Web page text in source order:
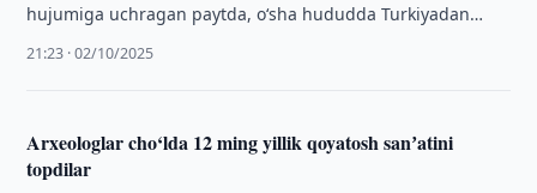
hujumiga uchragan paytda, o‘sha hududda Turkiyadan
21:23 · 02/10/2025
Arxeologlar cho‘lda 12 ming yillik qoyatosh sanʼatini
topdilar